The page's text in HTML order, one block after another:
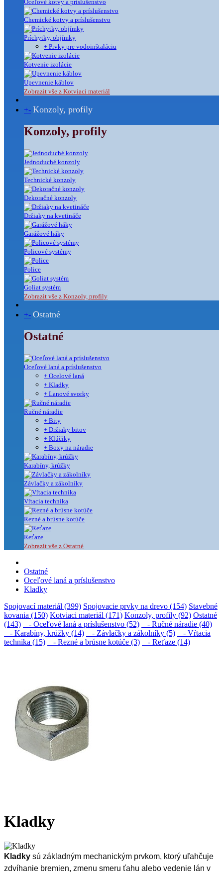
Oceľové kotvy a príslušenstvo
Chemické kotvy a príslušenstvo
Príchytky, objímky
+ Prvky pre vodoinštaláciu
Kotvenie izolácie
Upevnenie káblov
Zobrazit vše z Kotviaci materiál
+- Konzoly, profily
Konzoly, profily
Jednoduché konzoly
Technické konzoly
Dekoračné konzoly
Držiaky na kvetináče
Garážové háky
Policové systémy
Police
Goliat systém
Zobrazit vše z Konzoly, profily
+- Ostatné
Ostatné
Oceľové laná a príslušenstvo
+ Ocelové laná
+ Kladky
+ Lanové svorky
Ručné náradie
+ Bity
+ Držiaky bitov
+ Klúčiky
+ Boxy na náradie
Karabíny, krúžky
Závlačky a zákolníky
Vŕtacia technika
Rezné a brúsne kotúče
Reťaze
Zobrazit vše z Ostatné
Ostatné
Oceľové laná a príslušenstvo
Kladky
Spojovací materiál (399) Spojovacie prvky na drevo (154) Stavebné
kovania (150) Kotviaci materiál (171) Konzoly, profily (92) Ostatné
(143)
- Oceľové laná a príslušenstvo (52)
- Ručné náradie (40)
- Karabíny, krúžky (14)
- Závlačky a zákolníky (5)
- Vŕtacia
technika (15)
- Rezné a brúsne kotúče (3) - Reťaze (14)
Kladky
Kladky sú základným mechanickým prvkom, ktorý uľahčuje
zdvíhanie bremien, zmenu smeru ťahu alebo vedenie lán v